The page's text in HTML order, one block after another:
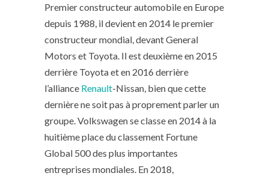
Premier constructeur automobile en Europe
depuis 1988, il devient en 2014 le premier
constructeur mondial, devant General
Motors et Toyota. Il est deuxième en 2015
derrière Toyota et en 2016 derrière
l’alliance Renault-Nissan, bien que cette
dernière ne soit pas à proprement parler un
groupe. Volkswagen se classe en 2014 à la
huitième place du classement Fortune
Global 500 des plus importantes
entreprises mondiales. En 2018,